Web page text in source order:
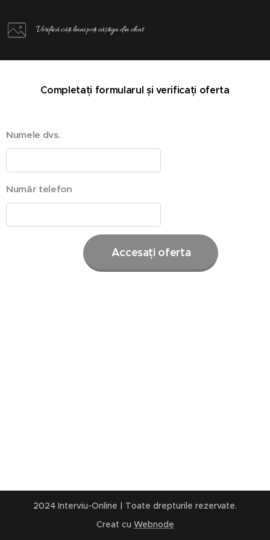
Verifică câți bani poți câștiga din chat
Completați formularul și verificați oferta
Numele dvs.
Număr telefon
Accesați oferta
2024 Interviu-Online | Toate drepturile rezervate.
Creat cu Webnode